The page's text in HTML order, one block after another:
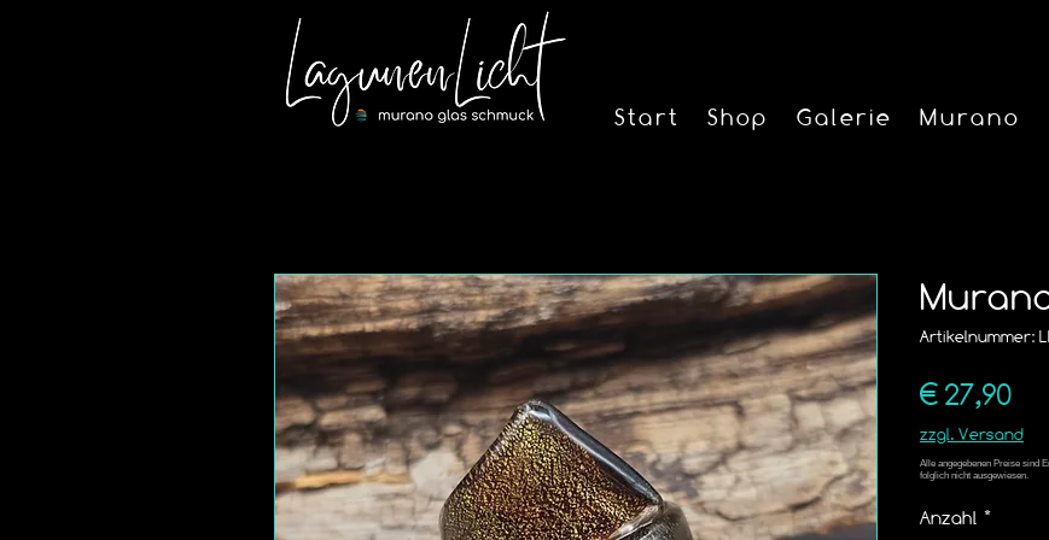
Start Shop Galerie Murano
Artikelnummer:
€ 27,90
zzgl. Versand
Anzahl *